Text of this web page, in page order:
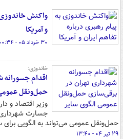
واکنش خاندوزی
و آمریکا
۳۰ خرداد ۰۵ - ۰۰:۳۴
خاندوزی:
اقدام
حمل‌ونقل
وزیر اقتصاد و
جسارت شهرداری
حمل‌ونقل عمومی می‌تواند به الگویی
۲۹ تیر ۰۴ - ۱۳:۴۰